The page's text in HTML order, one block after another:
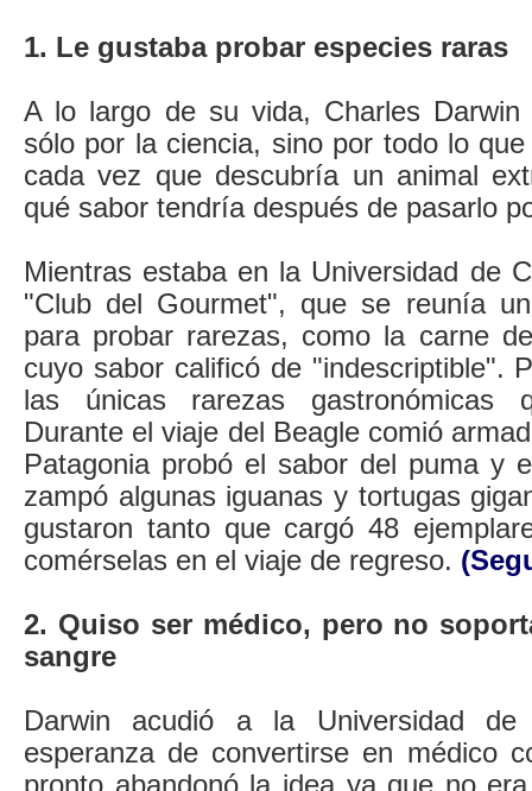
1. Le gustaba probar especies raras
A lo largo de su vida, Charles Darwin
sólo por la ciencia, sino por todo lo
cada vez que descubría un animal
qué sabor tendría después de pasarlo
Mientras estaba en la Universidad de
"Club del Gourmet", que se reunía
para probar rarezas, como la carne
cuyo sabor calificó de "indescriptible".
las únicas rarezas gastronómicas
Durante el viaje del Beagle comió
Patagonia probó el sabor del puma y
zampó algunas iguanas y tortugas
gustaron tanto que cargó 48
comérselas en el viaje de regreso.
2. Quiso ser médico, pero no
sangre
Darwin acudió a la Universidad
esperanza de convertirse en médico
pronto abandonó la idea ya que no